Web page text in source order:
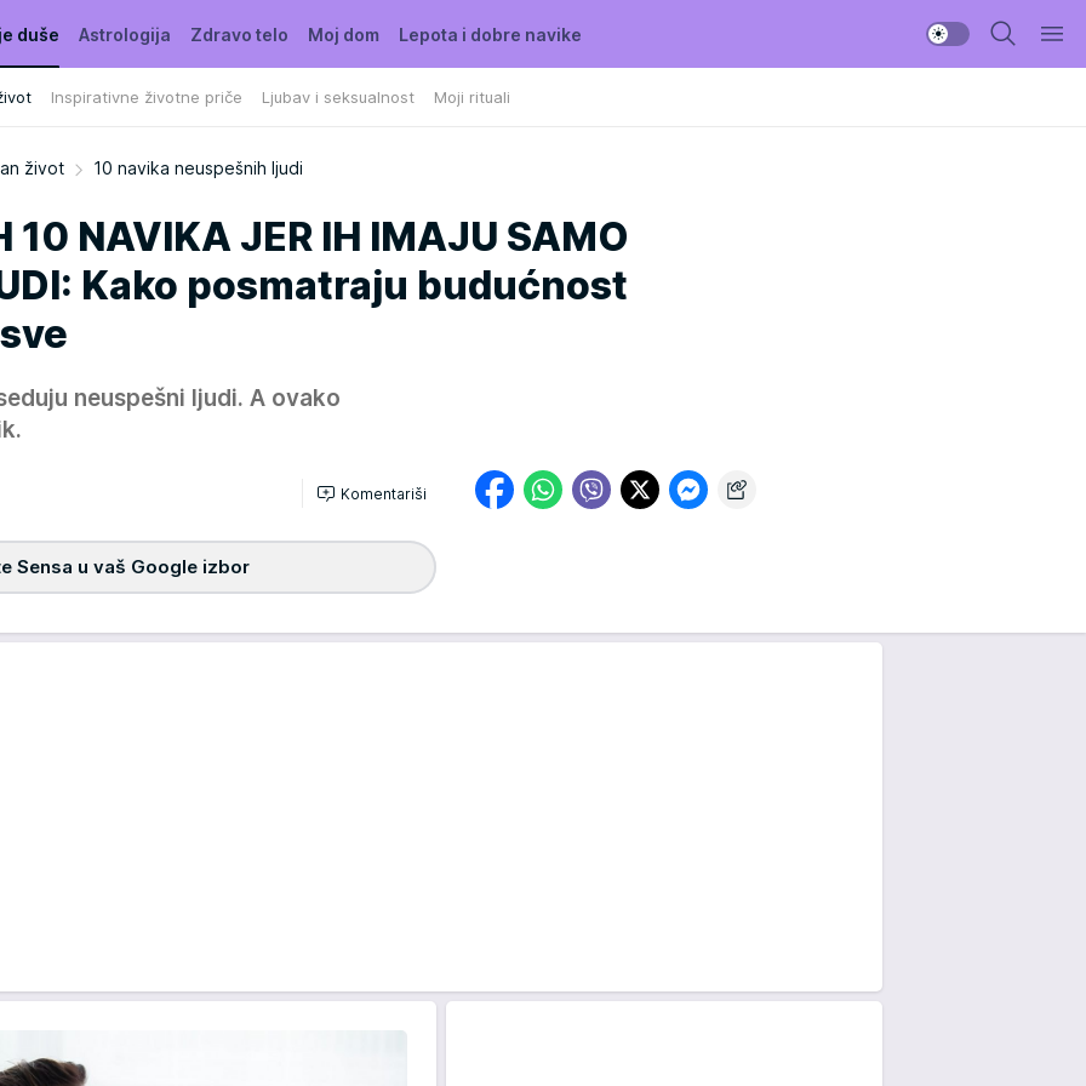
duše
Inspirativne životne priče Ljubav i seksualnost Moji rituali
Astrologija Zdravo telo Moj dom Lepota i dobre navike
život 10 navika neuspešnih ljudi
10 NAVIKA JER IH IMAJU SAMO
Kako posmatraju budućnost
neuspešni ljudi. A ovako
Komentariši
Sensa u vaš Google izbor